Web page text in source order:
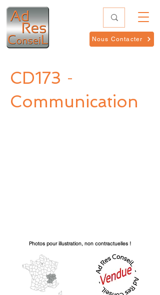
Nous Contacter
CD173 -
Communication
Photos pour illustration, non contractuelles !